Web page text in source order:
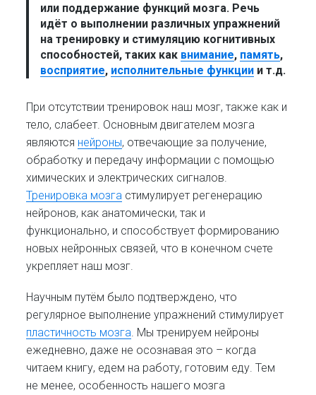
или поддержание функций мозга. Речь
идёт о выполнении различных упражнений
на тренировку и стимуляцию когнитивных
способностей, таких как внимание, память,
восприятие, исполнительные функции и т.д.
При отсутствии тренировок наш мозг, также как и
тело, слабеет. Основным двигателем мозга
являются нейроны, отвечающие за получение,
обработку и передачу информации с помощью
химических и электрических сигналов.
Тренировка мозга стимулирует регенерацию
нейронов, как анатомически, так и
функционально, и способствует формированию
новых нейронных связей, что в конечном счете
укрепляет наш мозг.
Научным путём было подтверждено, что
регулярное выполнение упражнений стимулирует
пластичность мозга . Мы тренируем нейроны
ежедневно, даже не осознавая это – когда
читаем книгу, едем на работу, готовим еду. Тем
не менее, особенность нашего мозга